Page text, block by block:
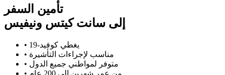
تأمين السفر
إلى سانت كيتس ونيفيس
• يغطي كوفيد-19
• مناسب لإجراءات التأشيرة
• متوفر لمواطني جميع الدول
• من عمر شهرين إلى 200 عام